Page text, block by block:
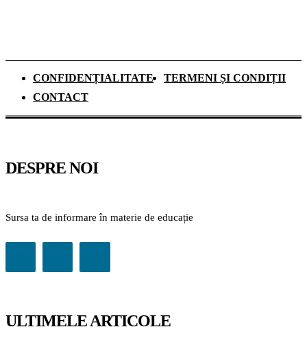
CONFIDENȚIALITATE
TERMENI ȘI CONDIȚII
CONTACT
DESPRE NOI
Sursa ta de informare în materie de educație
ULTIMELE ARTICOLE